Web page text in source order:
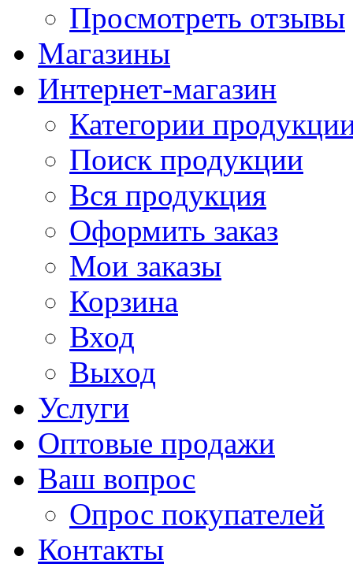
Просмотреть отзывы
Магазины
Интернет-магазин
Категории
Поиск продукции
Вся продукция
Оформить заказ
Мои заказы
Корзина
Вход
Выход
Услуги
Оптовые продажи
Ваш вопрос
Опрос покупателей
Контакты